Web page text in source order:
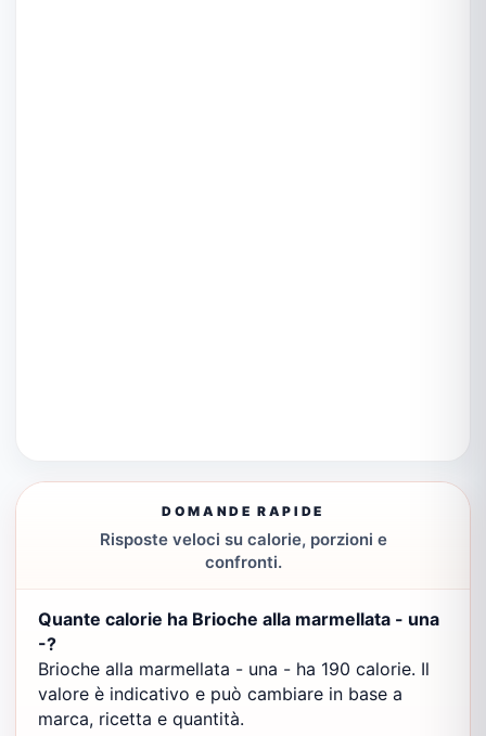
DOMANDE RAPIDE
Risposte veloci su calorie, porzioni e
confronti.
Quante calorie ha Brioche alla marmellata - una
-?
Brioche alla marmellata - una - ha 190 calorie. Il
valore è indicativo e può cambiare in base a
marca, ricetta e quantità.